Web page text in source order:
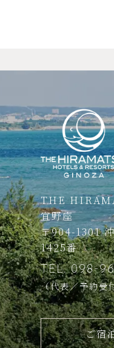
THE
宜野座
〒904-1301
1425番
TEL.098-
（代表／予約
ご宿